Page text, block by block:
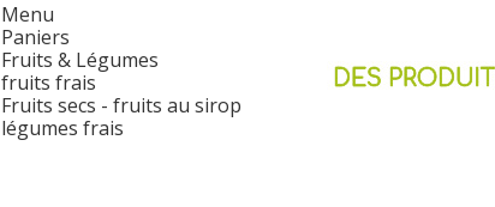
Menu
Paniers
Fruits & Légumes
fruits frais
Fruits secs - fruits au sirop
légumes frais